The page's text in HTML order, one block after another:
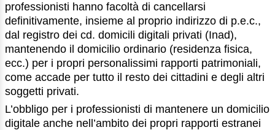
professionisti hanno facoltà di cancellarsi
definitivamente, insieme al proprio indirizzo di p.e.c.,
dal registro dei cd. domicili digitali privati (Inad),
mantenendo il domicilio ordinario (residenza fisica,
ecc.) per i propri personalissimi rapporti patrimoniali,
come accade per tutto il resto dei cittadini e degli altri
soggetti privati.
L’obbligo per i professionisti di mantenere un domicilio
digitale anche nell’ambito dei propri rapporti estranei